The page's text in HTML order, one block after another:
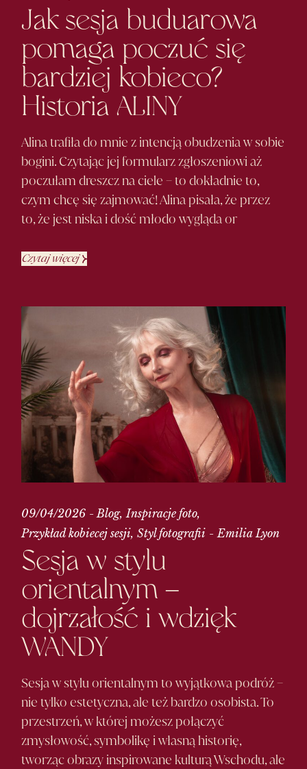
Jak sesja buduarowa
pomaga poczuć się
bardziej kobieco?
HistoriaALINY
Alina trafiła do mnie z intencją obudzenia w sobie
bogini. Czytając jej formularz zgłoszeniowi aż
poczułam dreszcz na ciele – to dokładnie to,
czym chcę się zajmować! Alina pisała, że przez
to, że jest niska i dość młodo wygląda or
Czytaj więcej
09/04/2026 Blog Inspiracje foto
Przykład kobiecej sesji Styl fotografii Emilia Lyon
Sesja w stylu
orientalnym –
dojrzałość i wdzięk
WANDY
Sesja w stylu orientalnym to wyjątkowa podróż –
nie tylko estetyczna, ale też bardzo osobista. To
przestrzeń, w której możesz połączyć
zmysłowość, symbolikę i własną historię,
tworząc obrazy inspirowane kulturą Wschodu, ale